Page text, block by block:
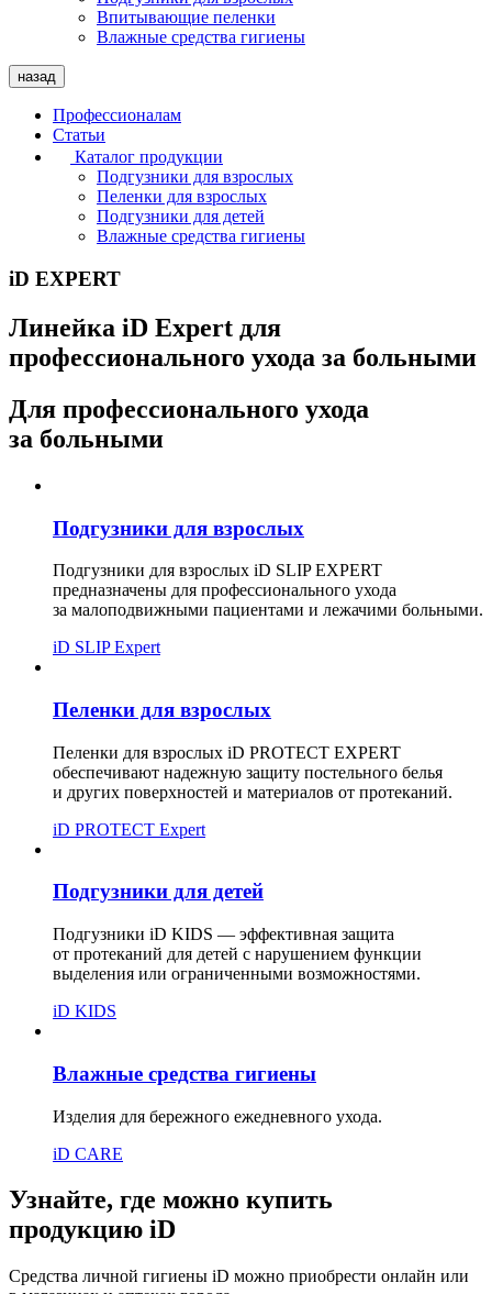
Впитывающие пеленки
Влажные средства гигиены
назад
Профессионалам
Статьи
Каталог продукции
Подгузники для взрослых
Пеленки для взрослых
Подгузники для детей
Влажные средства гигиены
iD EXPERT
Линейка iD Expert для
профессионального ухода за больными
Для профессионального ухода
за больными
Подгузники для взрослых
Подгузники для взрослых iD SLIP EXPERT
предназначены для профессионального ухода
за малоподвижными пациентами и лежачими больными.
iD SLIP Expert
Пеленки для взрослых
Пеленки для взрослых iD PROTECT EXPERT
обеспечивают надежную защиту постельного белья
и других поверхностей и материалов от протеканий.
iD PROTECT Expert
Подгузники для детей
Подгузники iD KIDS — эффективная защита
от протеканий для детей с нарушением функции
выделения или ограниченными возможностями.
iD KIDS
Влажные средства гигиены
Изделия для бережного ежедневного ухода.
iD CARE
Узнайте, где можно купить
продукцию iD
Средства личной гигиены iD можно приобрести онлайн или